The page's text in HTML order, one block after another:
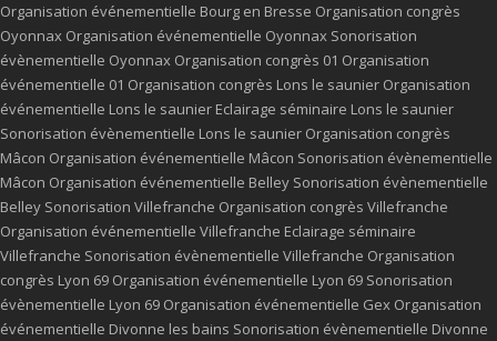
Organisation événementielle Bourg en Bresse Organisation congrès
Oyonnax Organisation événementielle Oyonnax Sonorisation
évènementielle Oyonnax Organisation congrès 01 Organisation
événementielle 01 Organisation congrès Lons le saunier Organisation
événementielle Lons le saunier Eclairage séminaire Lons le saunier
Sonorisation évènementielle Lons le saunier Organisation congrès
Mâcon Organisation événementielle Mâcon Sonorisation évènementielle
Mâcon Organisation événementielle Belley Sonorisation évènementielle
Belley Sonorisation Villefranche Organisation congrès Villefranche
Organisation événementielle Villefranche Eclairage séminaire
Villefranche Sonorisation évènementielle Villefranche Organisation
congrès Lyon 69 Organisation événementielle Lyon 69 Sonorisation
évènementielle Lyon 69 Organisation événementielle Gex Organisation
événementielle Divonne les bains Sonorisation évènementielle Divonne